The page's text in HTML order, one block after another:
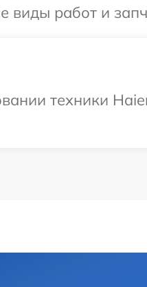
виды работ и
техники